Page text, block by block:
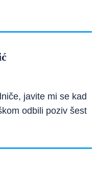
javite mi se kad
odbili poziv šest